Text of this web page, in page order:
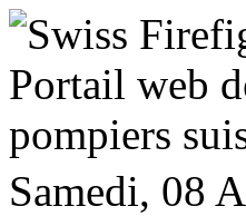
Samedi, 08